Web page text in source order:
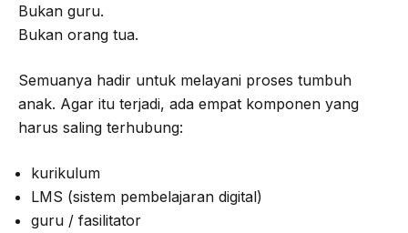
Bukan guru.
Bukan orang tua.
Semuanya hadir untuk melayani proses tumbuh
anak. Agar itu terjadi, ada empat komponen yang
harus saling terhubung:
kurikulum
LMS (sistem pembelajaran digital)
guru / fasilitator